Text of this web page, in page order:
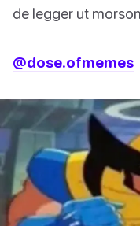
de legger ut
@dose.ofmemes